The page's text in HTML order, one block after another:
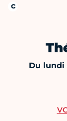
Du lundi